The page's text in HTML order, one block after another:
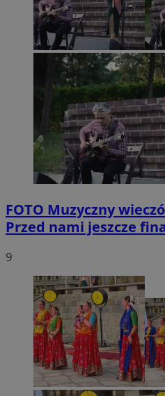
FOTO Muzyczny
Przed nami jeszcze
9